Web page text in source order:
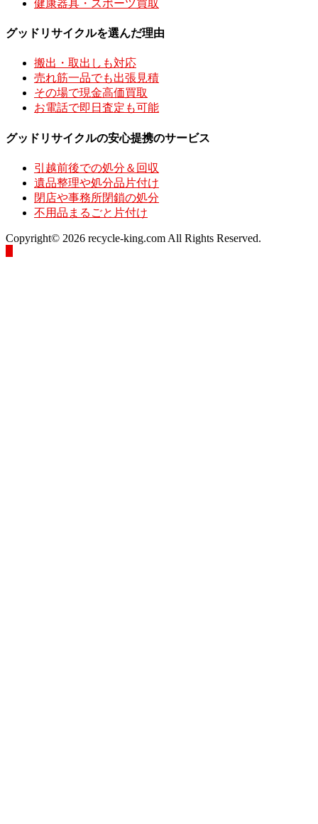
健康器具・スポーツ買取
グッドリサイクルを選んだ理由
搬出・取出しも対応
売れ筋一品でも出張見積
その場で現金高価買取
お電話で即日査定も可能
グッドリサイクルの安心提携のサービス
引越前後での処分＆回収
遺品整理や処分品片付け
閉店や事務所閉鎖の処分
不用品まるごと片付け
Copyright© 2026 recycle-king.com All Rights Reserved.